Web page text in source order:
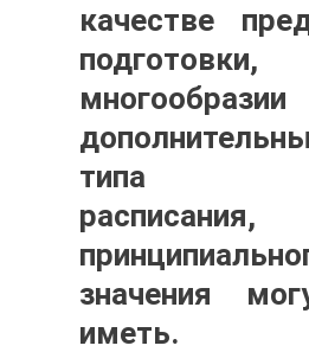
качестве
типа
расписания,
значения
иметь.